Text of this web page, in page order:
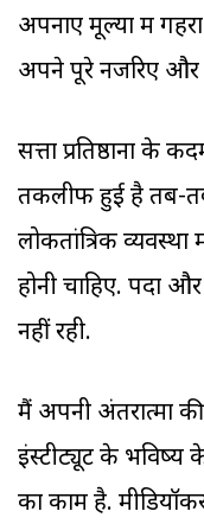
अपनाए मूल्यों में
अपने पूरे नजरिए
सत्ता प्रतिष्ठानों
तकलीफ हुई है तब-
लोकतांत्रिक
होनी चाहिए. पदों
नहीं रही.
मैं अपनी अंतरात्मा
इंस्टीट्यूट के भविष्य
का काम है.